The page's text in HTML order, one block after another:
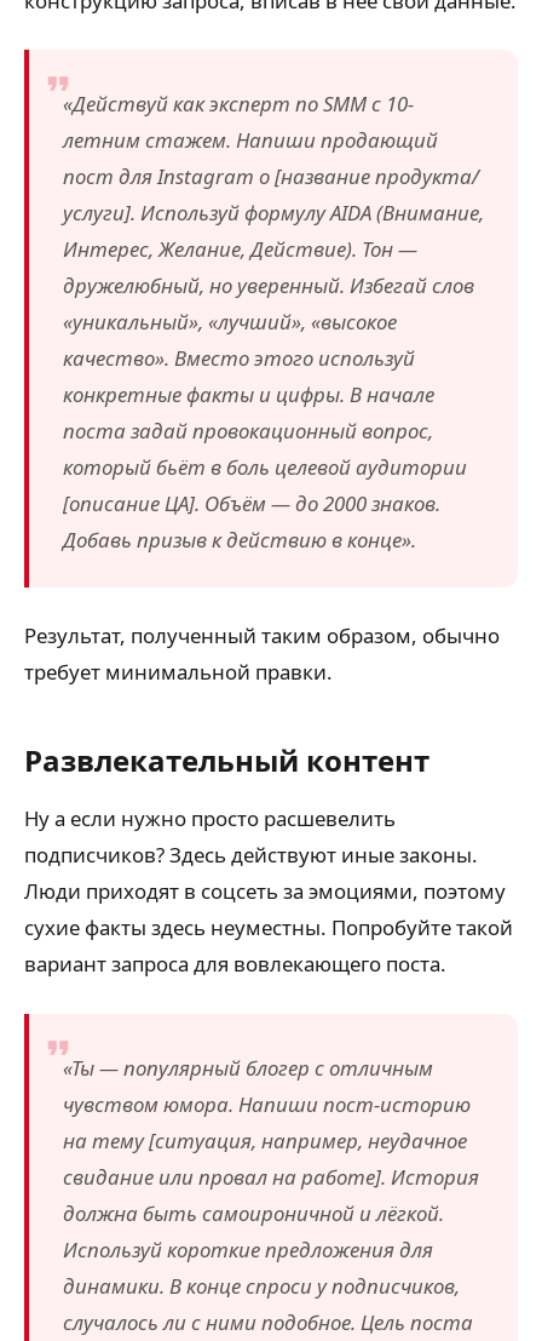
«Действуй как эксперт по SMM с 10-
летним стажем. Напиши продающий
пост для Instagram о [название продукта/
услуги]. Используй формулу AIDA (Внимание,
Интерес, Желание, Действие). Тон —
дружелюбный, но уверенный. Избегай слов
«уникальный», «лучший», «высокое
качество». Вместо этого используй
конкретные факты и цифры. В начале
поста задай провокационный вопрос,
который бьёт в боль целевой аудитории
[описание ЦА]. Объём — до 2000 знаков.
Добавь призыв к действию в конце».
Результат, полученный таким образом, обычно
требует минимальной правки.
Развлекательный контент
Ну а если нужно просто расшевелить
подписчиков? Здесь действуют иные законы.
Люди приходят в соцсеть за эмоциями, поэтому
сухие факты здесь неуместны. Попробуйте такой
вариант запроса для вовлекающего поста.
«Ты — популярный блогер с отличным
чувством юмора. Напиши пост-историю
на тему [ситуация, например, неудачное
свидание или провал на работе]. История
должна быть самоироничной и лёгкой.
Используй короткие предложения для
динамики. В конце спроси у подписчиков,
случалось ли с ними подобное. Цель поста